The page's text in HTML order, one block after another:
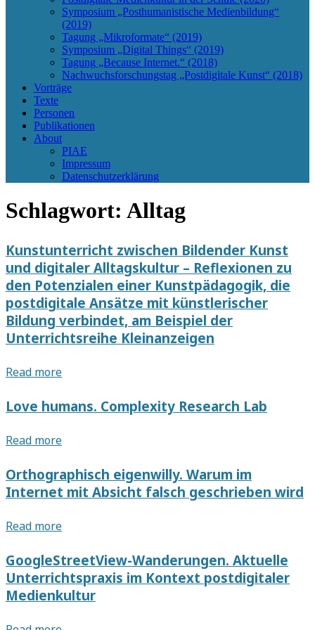
Symposium „Posthumanistische Medienbildung“
(2019)
Tagung „Mikroformate“ (2019)
Symposium „Digital Things“ (2019)
Tagung „Because Internet.“ (2018)
Nachwuchsforschungstag „Postdigitale Kunst“ (2018)
Vorträge
Texte
Personen
Publikationen
About
PIAE
Impressum
Datenschutzerklärung
Schlagwort: Alltag
Kunstunterricht zwischen Bildender Kunst
und digitaler Alltagskultur – Reflexionen zu
den Potenzialen einer Kunstpädagogik, die
postdigitale Ansätze mit künstlerischer
Bildung verbindet, am Beispiel der
Unterrichtsreihe Kleinanzeigen
Read moreKunstunterricht
Bildender
Kunst
digitaler
–
Reflexionen
den
einer
Kunstpädagogik,
die
postdigitale
Love humans. Complexity Research Lab
Read moreLove
Complexity
Research
Lab
Orthographisch eigenwilly. Warum im
Internet mit Absicht falsch geschrieben wird
Read moreOrthographisch
Warum
im
Internet
mit
GoogleStreetView-Wanderungen. Aktuelle
Unterrichtspraxis im Kontext postdigitaler
Medienkultur